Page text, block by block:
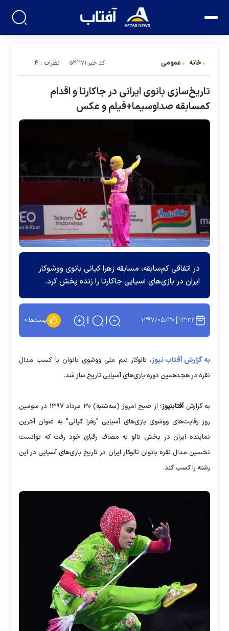
خانه عمومی کد خبر:۵۴۱۱۷۱ نظرات : ۴
تاریخ‌سازی بانوی ایرانی در جاکارتا و اقدام
کم‎سابقه صداوسیما+فیلم و عکس
در اتفاقی کم‌سابقه، مسابقه زهرا کیانی بانوی ووشوکار
ایران در بازی‌های آسیایی جاکارتا را زنده پخش کرد.
۱۳:۳۲ ۱۳۹۷/۰۵/۳۰ پسندها:۰
به گزارش آفتاب نیوز، تالوکار تیم ملی ووشوی بانوان با کسب مدال
نقره در هجدهمین دوره بازی‌های آسیایی تاریخ ساز شد.
به گزارشآفتاب‎نیوز
؛ از صبح امروز (سه‌شنبه) ۳۰ مرداد ۱۳۹۷ در سومین
روز رقابت‌های ووشوی بازی‌های آسیایی "زهرا کیانی" به عنوان آخرین
نماینده ایران در بخش تالو به مصاف رقبای خود رفت که توانست
نخسین مدال نقره بانوان تالوکار ایران در تاریخ بازی‌های آسیایی در این
رشته را کسب کند.